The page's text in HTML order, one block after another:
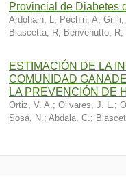
Provincial de Diabetes
Ardohain, L; Pechin, A; Grilli,
Blascetta, R; Benvenutto, R;
ESTIMACIÓN DE LA
COMUNIDAD
LA PREVENCIÓN DE
Ortiz, V. A.; Olivares, J. L.;
Sosa, N.; Abdala, C.;